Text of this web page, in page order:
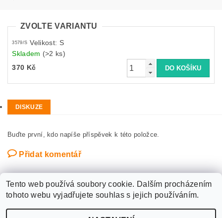
ZVOLTE VARIANTU
3579/S Velikost: S
Skladem (>2 ks)
370 Kč
DISKUZE
Buďte první, kdo napíše příspěvek k této položce.
Přidat komentář
Tento web používá soubory cookie. Dalším procházením
tohoto webu vyjadřujete souhlas s jejich používáním.